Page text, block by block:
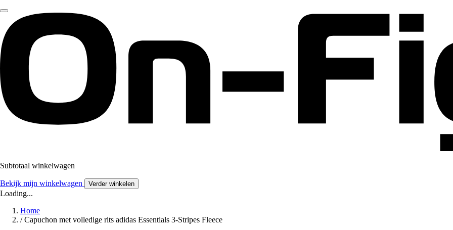
Subtotaal winkelwagen
Bekijk mijn winkelwagen Verder winkelen
Loading...
Home
/ Capuchon met volledige rits adidas Essentials 3-Stripes Fleece